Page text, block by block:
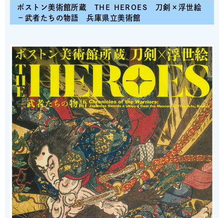
ボストン美術館所蔵 THE HEROES 刀剣×浮世絵
－武者たちの物語 兵庫県立美術館